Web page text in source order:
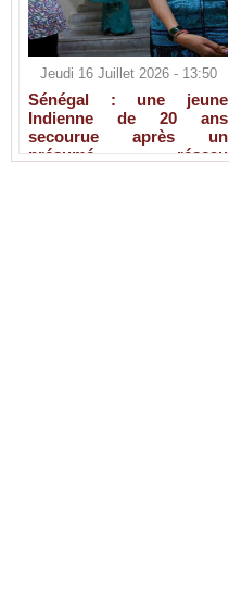
Jeudi 16 Juillet 2026 - 13:50
Sénégal : une jeune
Indienne de 20 ans
secourue après un
présumé réseau